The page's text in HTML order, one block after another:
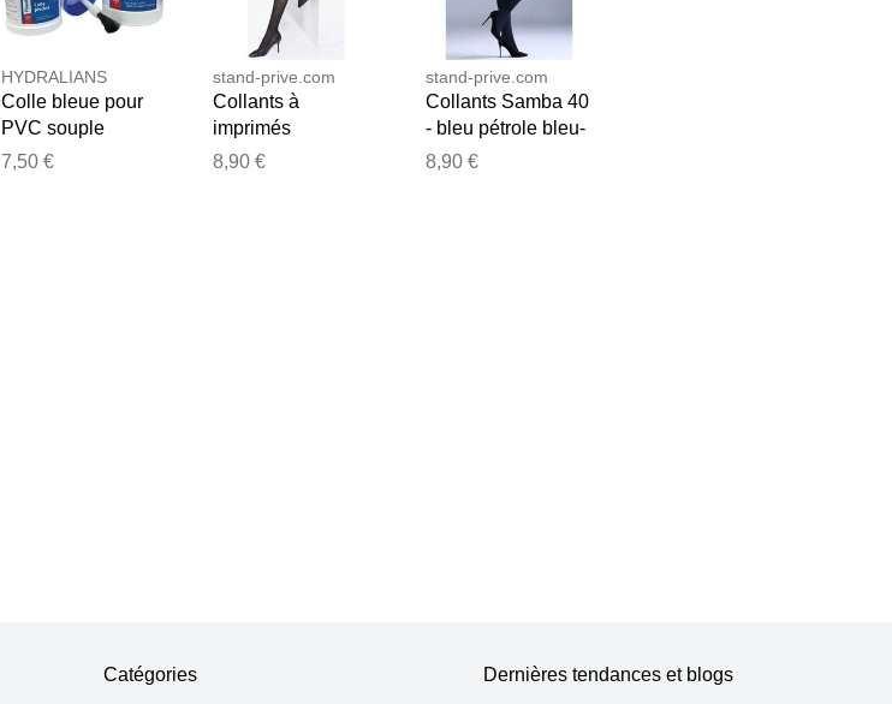
HYDRALIANS
Colle bleue pour
PVC souple
Flowdians
7,50 €
stand-prive.com
Collants à
imprimés
paquerettes -
8,90 €
stand-prive.com
Collants Samba 40
- bleu pétrole bleu-
petrole 36 female
8,90 €
Catégories Dernières tendances et blogs